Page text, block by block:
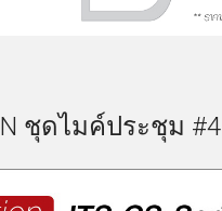
ชุดไมค์ประชุม #4